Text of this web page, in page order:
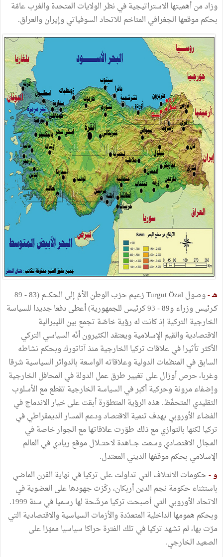
وزاد من أهميتها الاستراتيجية في نظر الولايات المتحدة والغرب عامّة
بحكم موقعها الجغرافي المتاخم للاتحاد السوفياتي وإيران والعراق.
هـ -
وصول Turgut Özal زعيم حزب الوطن الأمّ إلى الحكـــم (83 - 89
كـرئيس وزراء و89 - 93 كرئيس للجمهورية) أعطى دفعا جديدا للسياسة
الخارجية التركية إذ كانت له رؤية خاصّة تجمع بين الليبرالية
الاقتصادية والقيم الإسلامية ويعتقد الكثيرون أنّه السياسي التركي
الأكثر تأثيرا في علاقات تركيا الخارجية منذ آتاتورك وبحكم نشاطه
السابق في المنظمات الدولية وعلاقاته الواسعة بالدوائر السياسية شرقا
وغربا، حرص أوزال على تغيير طرق عمل الدولة في المحافل الخارجية
وإضفاء مرونة وحركية أكبر في السياسة الخارجية تقطع مع الأسلوب
التقليدي المتحفّظ. هذه الرؤية المتطوّرة أبقت على خيار الاندماج في
الفضاء الأوروبي بهدف تنمية الاقتصاد ودعم المسار الديمقراطي في
تركيا لكنها بالتوازي مع ذلك طوّرت علاقاتها مع الجوار خاصة في
المجال الاقتصادي وسعت جـــاهدة لاحتــلال موقع ريادي في العالم
الإسلامي بحكم موقفها الديني المعتدل.
و -حكومات الائتلاف التي تداولت على تركيا في نهاية القرن الماضي
باستثناء حكومة نجم الدين أربكان، ركّزت جهودها على العضوية في
الاتحاد الأوروبي التي أصبحت تركيا مرشّحة لها رسميا في سنة 1999.
وبحكم همومها الداخلية المتعدّدة والأزمات السياسية والاقتصادية التي
مرّت بها، لم تشهد تركيا في تلك الفترة حراكا سياسيا مميّزا على
الصعيد الخارجي.